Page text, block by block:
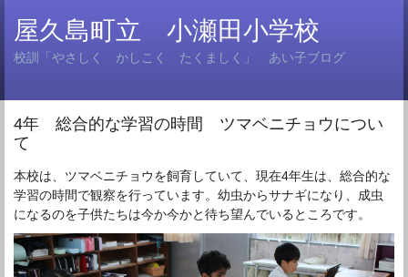
屋久島町立 小瀬田小学校
校訓「やさしく かしこく たくましく」 あい子ブログ
4年 総合的な学習の時間 ツマベニチョウについ
て
本校は、ツマベニチョウを飼育していて、現在4年生は、総合的な
学習の時間で観察を行っています。幼虫からサナギになり、成虫
になるのを子供たちは今か今かと待ち望んでいるところです。